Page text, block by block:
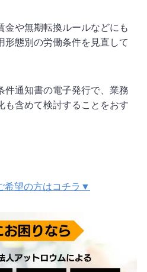
金や無期転換ルールなどにも
形態別の労働条件を見直して
件通知書の電子発行で、業務
も含めて検討することをおす
希望の方はコチラ▼